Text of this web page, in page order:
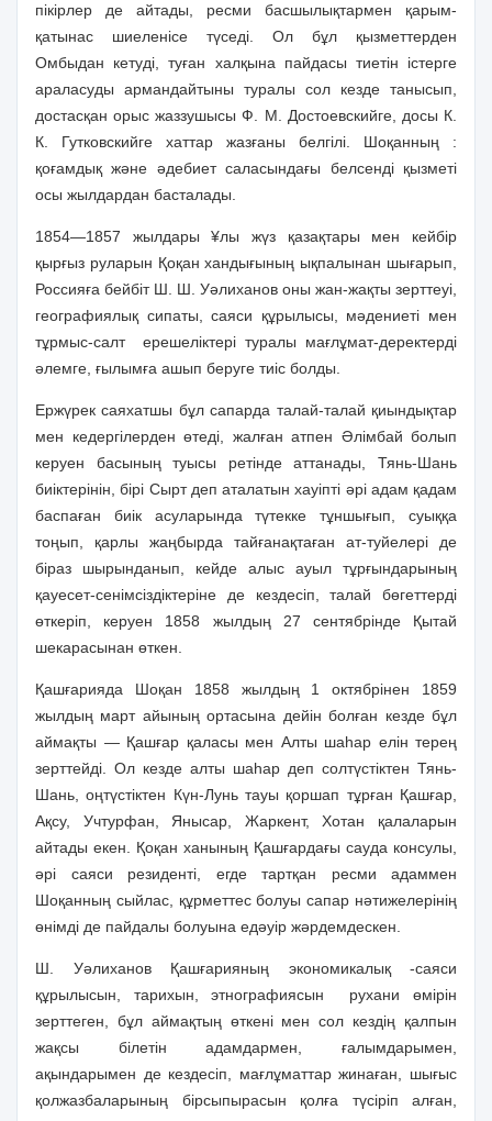
пікірлер де айтады, ресми басшылықтармен қарым-
қатынас шиеленісе түседі. Ол бұл қызметтерден
Омбыдан кетуді, туған халқына пайдасы тиетін істерге
араласуды армандайтыны туралы сол кезде танысып,
достасқан орыс жаззушысы Ф. М. Достоевскийге, досы К.
К. Гутковскийге хаттар жазғаны белгілі. Шоқанның :
қоғамдық және әдебиет саласындағы белсенді қызметі
осы жылдардан басталады.
1854—1857 жылдары ¥лы жүз қазақтары мен кейбір
қырғыз руларын Қоқан хандығының ықпалынан шығарып,
Россияға бейбіт Ш. Ш. Уәлиханов оны жан-жақты зерттеуі,
географиялық сипаты, саяси құрылысы, мәдениеті мен
тұрмыс-салт
ерешеліктері туралы мағлұмат-деректерді
әлемге, ғылымға ашып беруге тиіс болды.
Ержүрек саяхатшы бұл сапарда талай-талай қиындықтар
мен кедергілерден өтеді, жалған атпен Әлімбай болып
керуен басының туысы ретінде аттанады, Тянь-Шань
биіктерінін, бірі Сырт деп аталатын хауіпті әрі адам қадам
баспаған биік асуларында түтекке тұншығып, суыққа
тоңып, қарлы жаңбырда тайғанақтаған ат-туйелері де
біраз шырынданып, кейде алыс ауыл тұрғындарының
қауесет-сенімсіздіктеріне де кездесіп, талай бөгеттерді
өткеріп, керуен 1858 жылдың 27 сентябрінде Қытай
шекарасынан өткен.
Қашғарияда Шоқан 1858 жылдың 1 октябрінен 1859
жылдың март айының ортасына дейін болған кезде бұл
аймақты — Қашғар қаласы мен Алты шаһар елін терең
зерттейді. Ол кезде алты шаһар деп солтүстіктен Тянь-
Шань, оңтүстіктен Күн-Лунь тауы қоршап тұрған Қашғар,
Ақсу, Учтурфан, Янысар, Жаркент, Хотан қалаларын
айтады екен. Қоқан ханының Қашғардағы сауда консулы,
әрі саяси резиденті, егде тартқан ресми адаммен
Шоқанның сыйлас, құрметтес болуы сапар нәтижелерінің
өнімді де пайдалы болуына едәуір жәрдемдескен.
Ш. Уәлиханов Қашғарияның экономикалық -саяси
құрылысын, тарихын, этнографиясын
рухани өмірін
зерттеген, бұл аймақтың өткені мен сол кездің қалпын
жақсы білетін адамдармен, ғалымдарымен,
ақындарымен де кездесіп, мағлұматтар жинаған, шығыс
қолжазбаларының бірсыпырасын қолға түсіріп алған,